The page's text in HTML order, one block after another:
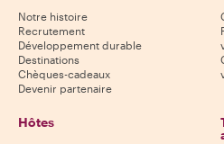
Notre histoire
Recrutement
Développement durable
Destinations
Chèques-cadeaux
Devenir partenaire
Hôtes